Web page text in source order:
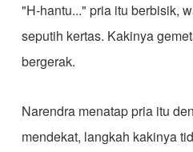
​"H-hantu..." pria itu berbisik,
seputih kertas. Kakinya
bergerak.
​Narendra menatap pria itu
mendekat, langkah kakinya